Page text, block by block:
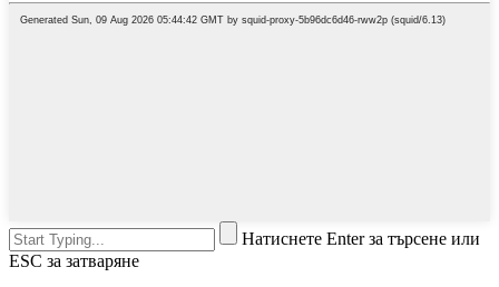
Натиснете Enter за търсене или
ESC за затваряне